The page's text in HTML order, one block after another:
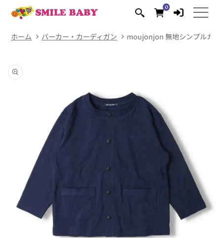
ンツに
進む
00
個
テ
ム
ホーム パーカー・カーディガン moujonjon 無地シンプルカ
報にス
キップ